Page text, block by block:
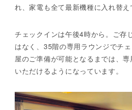
れ、家電も全て最新機種に入れ替え
チェックインは午後4時から。ご存
はなく、35階の専用ラウンジでチ
屋のご準備が可能となるまでは、
いただけるようになっています。